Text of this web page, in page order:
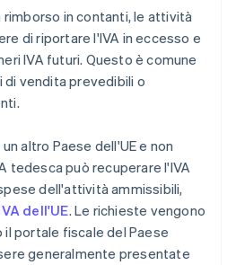
rimborso in contanti, le attività
di riportare l'IVA in eccesso e
IVA futuri. Questo è comune
di vendita prevedibili o
altro Paese dell'UE e non
tedesca può recuperare l'IVA
dell'attività ammissibili,
dell'UE. Le richieste vengono
portale fiscale del Paese
generalmente presentate